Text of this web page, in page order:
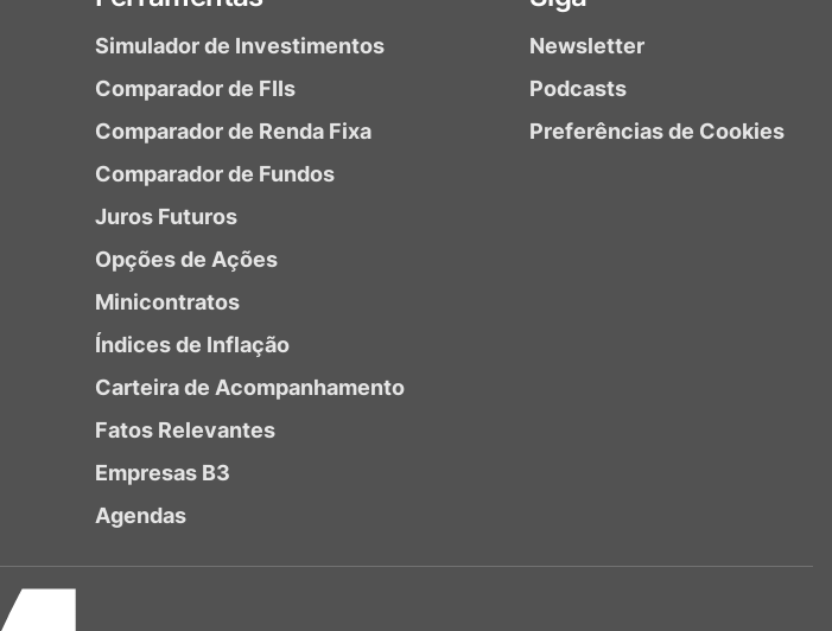
Simulador de Investimentos
Comparador de FIIs
Comparador de Renda Fixa
Comparador de Fundos
Juros Futuros
Opções de Ações
Minicontratos
Índices de Inflação
Carteira de Acompanhamento
Fatos Relevantes
Empresas B3
Agendas
Newsletter
Podcasts
Preferências de Cookies